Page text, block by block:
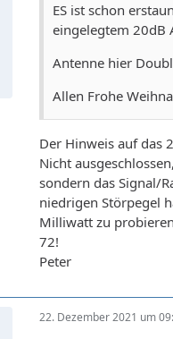
ES ist schon
eingelegtem 20dB
Antenne hier
Allen Frohe
Der Hinweis auf das
Nicht
sondern das Signal/
niedrigen Störpegel
Milliwatt zu
72!
Peter
22. Dezember 2021 um